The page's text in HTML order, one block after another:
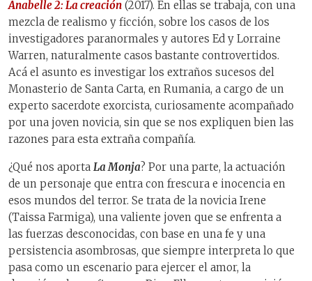
Anabelle 2: La creación (2017). En ellas se trabaja, con una
mezcla de realismo y ficción, sobre los casos de los
investigadores paranormales y autores Ed y Lorraine
Warren, naturalmente casos bastante controvertidos.
Acá el asunto es investigar los extraños sucesos del
Monasterio de Santa Carta, en Rumania, a cargo de un
experto sacerdote exorcista, curiosamente acompañado
por una joven novicia, sin que se nos expliquen bien las
razones para esta extraña compañía.
¿Qué nos aporta La Monja? Por una parte, la actuación
de un personaje que entra con frescura e inocencia en
esos mundos del terror. Se trata de la novicia Irene
(Taissa Farmiga), una valiente joven que se enfrenta a
las fuerzas desconocidas, con base en una fe y una
persistencia asombrosas, que siempre interpreta lo que
pasa como un escenario para ejercer el amor, la